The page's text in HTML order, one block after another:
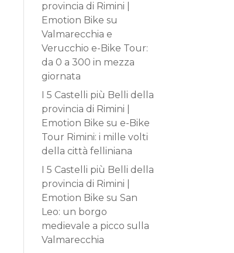
provincia di Rimini |
Emotion Bike su
Valmarecchia e
Verucchio e-Bike Tour:
da 0 a 300 in mezza
giornata
I 5 Castelli più Belli della
provincia di Rimini |
Emotion Bike su e-Bike
Tour Rimini: i mille volti
della città felliniana
I 5 Castelli più Belli della
provincia di Rimini |
Emotion Bike suSan
Leo: un borgo
medievale a picco sulla
Valmarecchia